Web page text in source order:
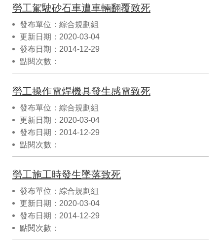
勞工駕駛砂石車遭車輛翻覆致死
發布單位：綜合規劃組
更新日期：2020-03-04
發布日期：2014-12-29
點閱次數：
勞工操作電焊機具發生感電致死
發布單位：綜合規劃組
更新日期：2020-03-04
發布日期：2014-12-29
點閱次數：
勞工施工時發生墜落致死
發布單位：綜合規劃組
更新日期：2020-03-04
發布日期：2014-12-29
點閱次數：